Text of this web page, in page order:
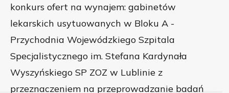
konkurs ofert na wynajem: gabinetów
lekarskich usytuowanych w Bloku A -
Przychodnia Wojewódzkiego Szpitala
Specjalistycznego im. Stefana Kardynała
Wyszyńskiego SP ZOZ w Lublinie z
przeznaczeniem na przeprowadzanie badań